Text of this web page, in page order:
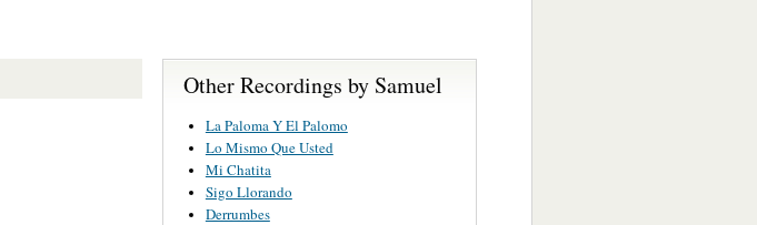
Other Recordings by Samuel
La Paloma Y El Palomo
Lo Mismo Que Usted
Mi Chatita
Sigo Llorando
Derrumbes